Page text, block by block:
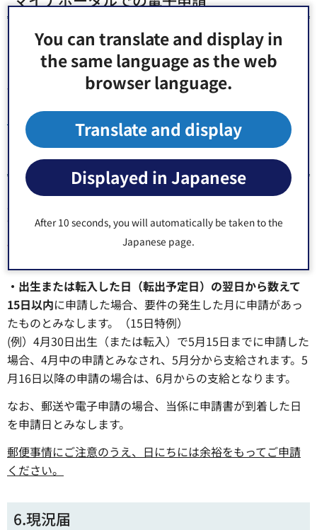
You can translate and display in
the same language as the web
browser language.
Translate and display
Displayed in Japanese
After 10 seconds, you will automatically be taken to the
Japanese page.
お手持ちのスマートフォンから、マイナポータルを利用し
た電子申請もご利用いただけます。
詳細は
のページをご確認ください。
児童手当・子ども医療費助成の電子申請
15日特例について（ご注意）
が遅れると、遅れた分の手当を受けることができません。
月の後半に出生または転入した場合は、特にご注意くださ
・出生または転入した日（転出予定日）の翌日から数えて
15日以内に申請した場合、要件の発生した月に申請があっ
たものとみなします。（15日特例）
(例）4月30日出生（または転入）で5月15日までに申請した
場合、4月中の申請とみなされ、5月分から支給されます。5
月16日以降の申請の場合は、6月からの支給となります。
なお、郵送や電子申請の場合、当係に申請書が到着した日
を申請日とみなします。
郵便事情にご注意のうえ、日にちには余裕をもってご申請
ください。
6.現況届